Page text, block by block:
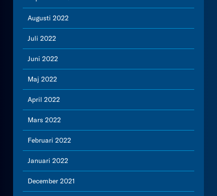
Augusti 2022
Juli 2022
Juni 2022
Maj 2022
April 2022
Mars 2022
Februari 2022
Januari 2022
December 2021